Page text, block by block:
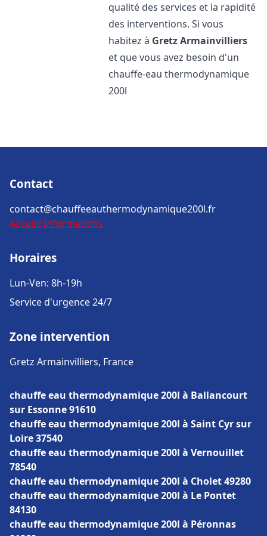
qualité des services et la rapidité
des interventions. Si vous
habitez à Gretz Armainvilliers
et que vous avez besoin d'un
chauffe-eau thermodynamique
200l
Contact
contact@chauffeeauthermodynamique200l.fr
Accueil Informations
Horaires
Lun-Ven: 8h-19h
Service d'urgence 24/7
Zone intervention
Gretz Armainvilliers, France
chauffe eau thermodynamique 200l à Ballancourt
sur Essonne 91610
chauffe eau thermodynamique 200l à Saint Cyr sur
Loire 37540
chauffe eau thermodynamique 200l à Vernouillet
78540
chauffe eau thermodynamique 200l à Cholet 49280
chauffe eau thermodynamique 200l à Le Pontet
84130
chauffe eau thermodynamique 200l à Péronnas